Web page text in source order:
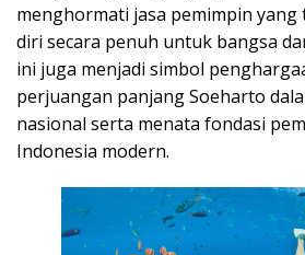
menghormati jasa pemimpin yang
diri secara penuh untuk bangsa
ini juga menjadi simbol
perjuangan panjang Soeharto
nasional serta menata fondasi
Indonesia modern.